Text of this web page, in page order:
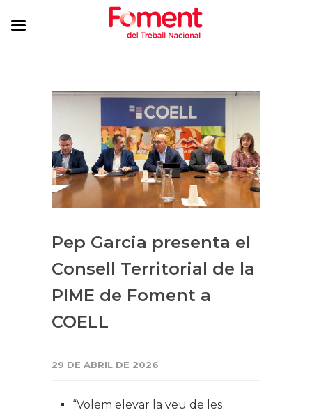
Pep Garcia presenta el
Consell Territorial de la
PIME de Foment a
COELL
29 DE ABRIL DE 2026
“Volem elevar la veu de les